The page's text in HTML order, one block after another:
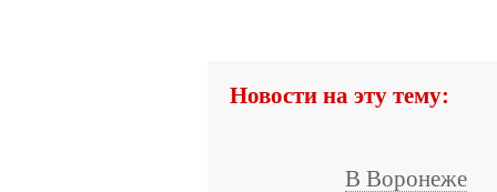
Новости на эту тему:
В Воронеже